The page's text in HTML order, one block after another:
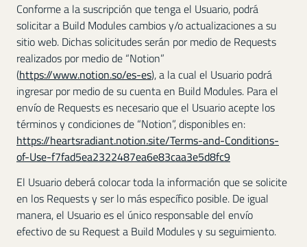
Conforme a la suscripción que tenga el Usuario, podrá
solicitar a Build Modules cambios y/o actualizaciones a su
sitio web. Dichas solicitudes serán por medio de Requests
realizados por medio de “Notion”
(https://www.notion.so/es-es), a la cual el Usuario podrá
ingresar por medio de su cuenta en Build Modules. Para el
envío de Requests es necesario que el Usuario acepte los
términos y condiciones de “Notion”, disponibles en:
https://heartsradiant.notion.site/Terms-and-Conditions-
of-Use-f7fad5ea2322487ea6e83caa3e5d8fc9
El Usuario deberá colocar toda la información que se solicite
en los Requests y ser lo más específico posible. De igual
manera, el Usuario es el único responsable del envío
efectivo de su Request a Build Modules y su seguimiento.